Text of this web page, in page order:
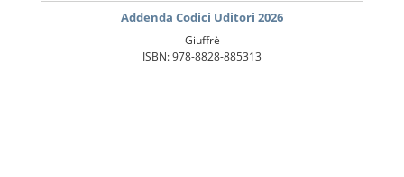
Addenda Codici Uditori 2026
Giuffrè
ISBN: 978-8828-885313